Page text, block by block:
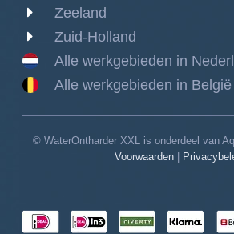
Zeeland
Zuid-Holland
Alle werkgebieden in
Alle werkgebieden in België
© WaterOntharder XXL is onderdeel van
Voorwaarden|